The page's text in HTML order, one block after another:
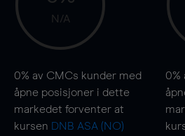
N/A
0% av CMCs kunder med
åpne posisjoner i dette
markedet forventer at
kursen DNB ASA (NO)
0%